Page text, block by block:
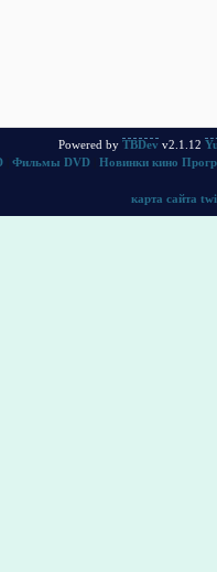
Powered by TBDev v2.1.12
Фильмы DVD Новинки кино
карта сайта